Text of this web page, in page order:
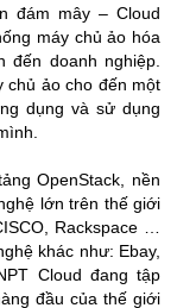
đám mây – Cloud
máy chủ ảo hóa
doanh nghiệp.
chủ ảo cho đến một
dụng và sử dụng
OpenStack, nền
lớn trên thế giới
Rackspace …
khác như: Ebay,
Cloud đang tập
đầu của thế giới